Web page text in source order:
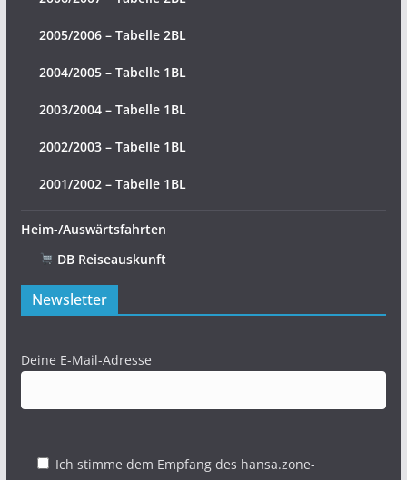
2005/2006 – Tabelle 2BL
2004/2005 – Tabelle 1BL
2003/2004 – Tabelle 1BL
2002/2003 – Tabelle 1BL
2001/2002 – Tabelle 1BL
Heim-/Auswärtsfahrten
DB Reiseauskunft
Newsletter
Deine E-Mail-Adresse
Ich stimme dem Empfang des hansa.zone-